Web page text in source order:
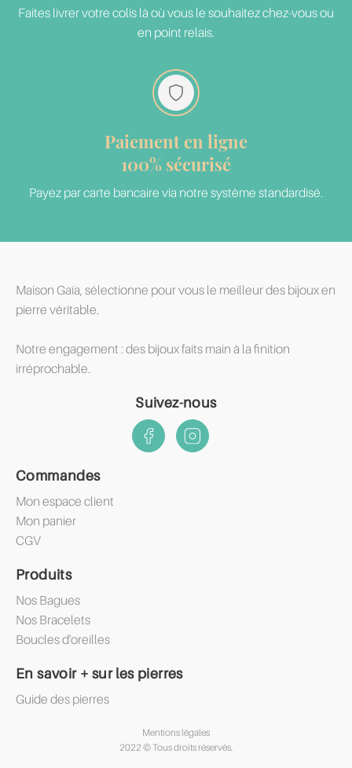
Faites livrer votre colis là où vous le souhaitez chez-vous ou
en point relais.
Paiement en ligne
100% sécurisé
Payez par carte bancaire via notre système standardisé.
Maison Gaïa, sélectionne pour vous le meilleur des bijoux en
pierre véritable.
Notre engagement : des bijoux faits main à la finition
irréprochable.
Commandes
Mon espace client
Mon panier
CGV
Mentions légales
2022 © Tous droits réservés.
Produits
Nos Bagues
Nos Bracelets
Boucles d'oreilles
Suivez-nous
En savoir + sur les pierres
Guide des pierres